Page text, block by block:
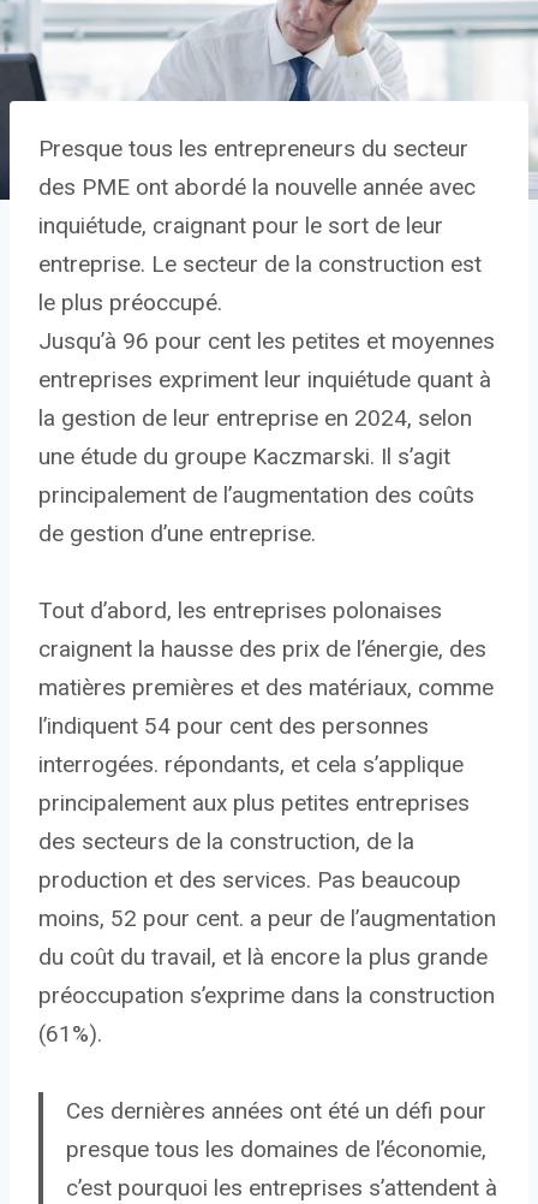
Presque tous les entrepreneurs du secteur
des PME ont abordé la nouvelle année avec
inquiétude, craignant pour le sort de leur
entreprise. Le secteur de la construction est
le plus préoccupé.
Jusqu’à 96 pour cent les petites et moyennes
entreprises expriment leur inquiétude quant à
la gestion de leur entreprise en 2024, selon
une étude du groupe Kaczmarski. Il s’agit
principalement de l’augmentation des coûts
de gestion d’une entreprise.
Tout d’abord, les entreprises polonaises
craignent la hausse des prix de l’énergie, des
matières premières et des matériaux, comme
l’indiquent 54 pour cent des personnes
interrogées. répondants, et cela s’applique
principalement aux plus petites entreprises
des secteurs de la construction, de la
production et des services. Pas beaucoup
moins, 52 pour cent. a peur de l’augmentation
du coût du travail, et là encore la plus grande
préoccupation s’exprime dans la construction
(61%).
Ces dernières années ont été un défi pour
presque tous les domaines de l’économie,
c’est pourquoi les entreprises s’attendent à